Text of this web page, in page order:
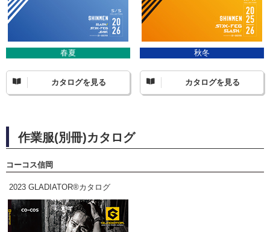
春夏
カタログを見る
秋冬
カタログを見る
作業服(別冊)カタログ
コーコス信岡
2023 GLADIATOR®カタログ